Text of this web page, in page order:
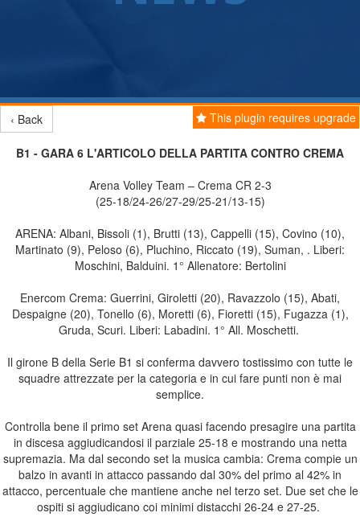
This plugin requires upgrade
‹ Back
B1 - GARA 6 L'ARTICOLO DELLA PARTITA CONTRO CREMA
Arena Volley Team – Crema CR 2-3
(25-18/24-26/27-29/25-21/13-15)
ARENA: Albani, Bissoli (1), Brutti (13), Cappelli (15), Covino (10),
Martinato (9), Peloso (6), Pluchino, Riccato (19), Suman, . Liberi:
Moschini, Balduini. 1° Allenatore: Bertolini
Enercom Crema: Guerrini, Giroletti (20), Ravazzolo (15), Abati,
Despaigne (20), Tonello (6), Moretti (6), Fioretti (15), Fugazza (1),
Gruda, Scuri. Liberi: Labadini. 1° All. Moschetti.
Il girone B della Serie B1 si conferma davvero tostissimo con tutte le
squadre attrezzate per la categoria e in cui fare punti non è mai
semplice.
Controlla bene il primo set Arena quasi facendo presagire una partita
in discesa aggiudicandosi il parziale 25-18 e mostrando una netta
supremazia. Ma dal secondo set la musica cambia: Crema compie un
balzo in avanti in attacco passando dal 30% del primo al 42% in
attacco, percentuale che mantiene anche nel terzo set. Due set che le
ospiti si aggiudicano coi minimi distacchi 26-24 e 27-25.